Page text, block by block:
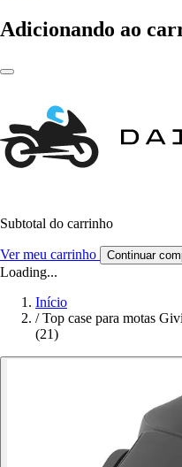
Adicionando ao
Subtotal do carrinho
Ver meu carrinho Continuar
Loading...
Início
/ Top case para motas
(21)